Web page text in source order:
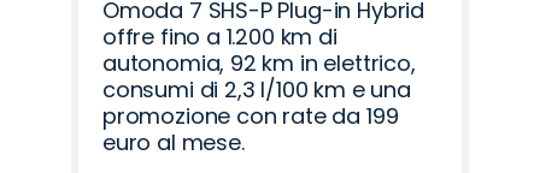
Omoda 7 SHS-P Plug-in Hybrid
offre fino a 1.200 km di
autonomia, 92 km in elettrico,
consumi di 2,3 l/100 km e una
promozione con rate da 199
euro al mese.